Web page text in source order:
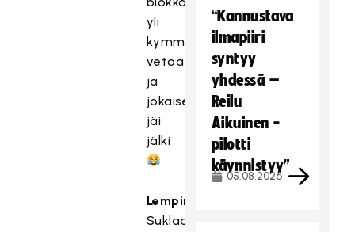
yli
kymmenen
vetoa
ja
jokaisesta
jäi
jälki
Lempiruoka
Suklaajäätelö,
“Kannustava
ilmapiiri
syntyy
yhdessä –
Reilu
Aikuinen -
pilotti
käynnistyy”
05.08.2026